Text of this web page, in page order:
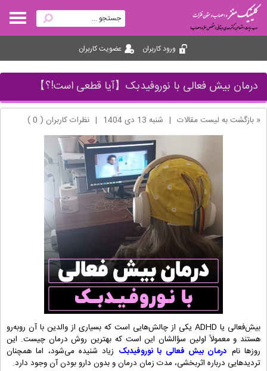
ورود کاربران عضویت کاربران
درمان بیش فعالی با نوروفیدبک【آیا قطعی است!؟】
« بازگشت به لیست مقالات | شنبه 13 دی 1404 | نظرات کاربران ( 0 )
بیش‌فعالی یا ADHD یکی از چالش‌هایی است که بسیاری از والدین با آن روبه‌رو
هستند و معمولاً اولین سؤالشان این است که بهترین روش درمان چیست. این
روزها نام درمان بیش فعالی با نوروفیدبک زیاد شنیده می‌شود، اما همچنان
تردیدهایی درباره اثربخشی، مدت ‌زمان درمان و بدون دارو بودن آن وجود دارد.